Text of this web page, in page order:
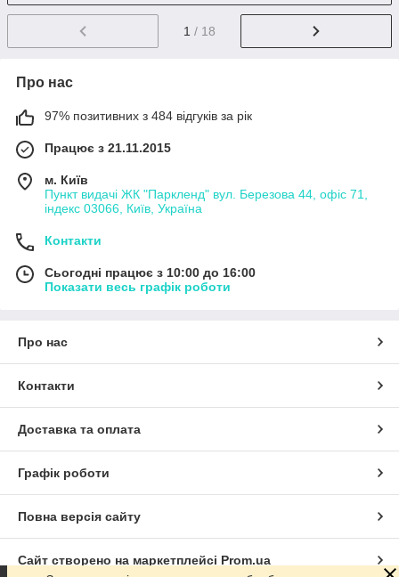
1 / 18
Про нас
97% позитивних з 484 відгуків за рік
Працює з 21.11.2015
м. Київ
Пункт видачі ЖК "Паркленд" вул. Березова 44, офіс 71,
індекс 03066, Київ, Україна
Контакти
Сьогодні працює з 10:00 до 16:00
Показати весь графік роботи
Про нас
Контакти
Доставка та оплата
Графік роботи
Повна версія сайту
Сайт створено на маркетплейсі Prom.ua